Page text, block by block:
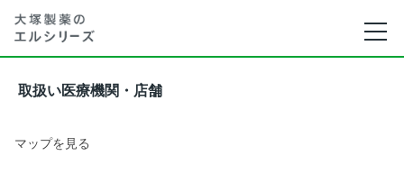
取扱い医療機関・店舗
マップを見る